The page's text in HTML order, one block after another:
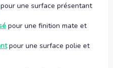
une surface présentant
pour une finition mate et
pour une surface polie et